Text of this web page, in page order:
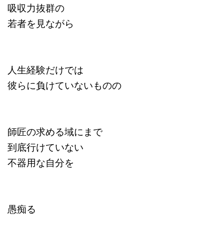
吸収力抜群の
若者を見ながら
人生経験だけでは
彼らに負けていないものの
師匠の求める域にまで
到底行けていない
不器用な自分を
愚痴る